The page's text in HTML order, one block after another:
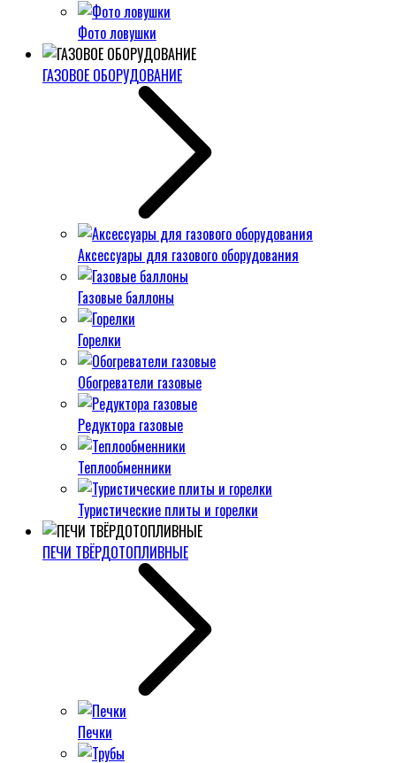
Фото ловушки
ГАЗОВОЕ ОБОРУДОВАНИЕ
Аксессуары для газового оборудования
Газовые баллоны
Горелки
Обогреватели газовые
Редуктора газовые
Теплообменники
Туристические плиты и горелки
ПЕЧИ ТВЁРДОТОПЛИВНЫЕ
Печки